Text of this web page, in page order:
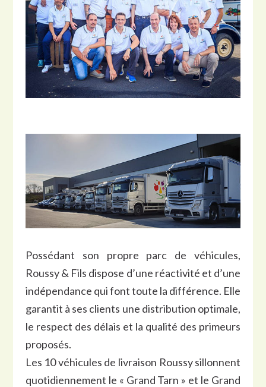
Possédant son propre parc de véhicules,
Roussy & Fils dispose d’une réactivité et d’une
indépendance qui font toute la différence. Elle
garantit à ses clients une distribution optimale,
le respect des délais et la qualité des primeurs
proposés.
Les 10 véhicules de livraison Roussy sillonnent
quotidiennement le « Grand Tarn » et le Grand